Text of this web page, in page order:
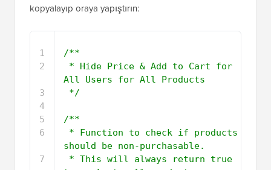
kopyalayıp oraya yapıştırın:
1
2
3
4
5
6
7
/**
* Hide Price & Add to Cart for
All Users for All Products
*/
/**
* Function to check if products
should be non-purchasable.
* This will always return true